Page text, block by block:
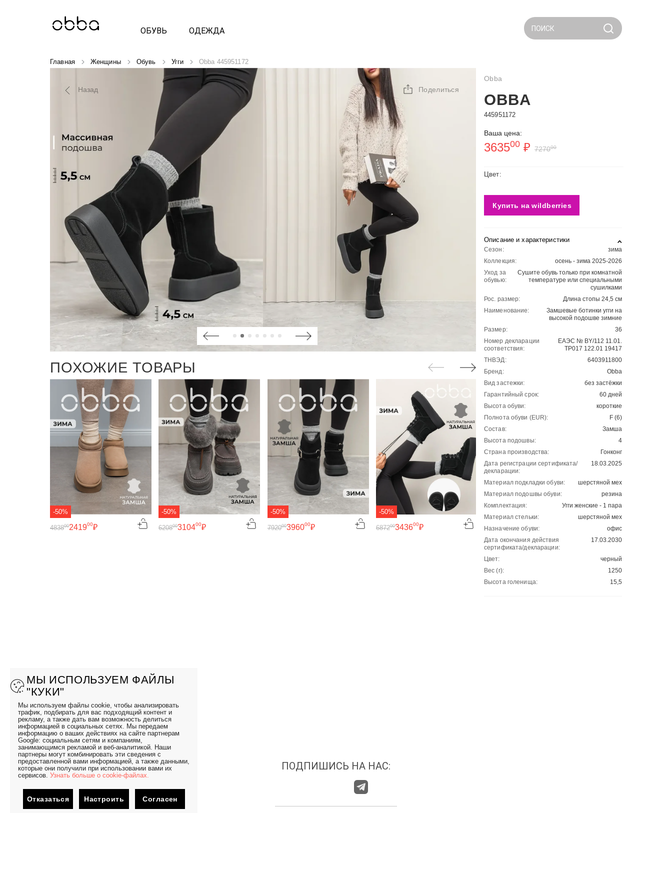
ОБУВЬ ОДЕЖДА ПОИСК
Главная Женщины Обувь Угги Obba 445951172
Назад Поделиться
ПОХОЖИЕ ТОВАРЫ
-50%
241900₽
483800
-50%
310400₽
620800
-50%
396000₽
792000
-50%
343600₽
687200 2768 ₽
5536 2501
5002
Obba
OBBA
445951172
Ваша цена:
363500 ₽ 727000
Цвет:
Купить на wildberries
Описание и характеристики
Сезон:
зима
Коллекция:
осень - зима 2025-2026
Уход за
обувью:
Сушите обувь только при комнатной
температуре или специальными
сушилками
Рос. размер:
Длина стопы 24,5 см
Наименование:
Замшевые ботинки угги на
высокой подошве зимние
Размер:
36
Номер декларации
соответствия:
ЕАЭС № BY/112 11.01.
ТР017 122.01 19417
ТНВЭД:
6403911800
Бренд:
Obba
Вид застежки:
без застёжки
Гарантийный срок:
60 дней
Высота обуви:
короткие
Полнота обуви (EUR):
F (6)
Состав:
Замша
Высота подошвы:
4
Страна производства:
Гонконг
Дата регистрации сертификата/
декларации:
18.03.2025
Материал подкладки обуви:
шерстяной мех
Материал подошвы обуви:
резина
Комплектация:
Угги женские - 1 пара
Материал стельки:
шерстяной мех
Назначение обуви:
офис
Дата окончания действия
сертификата/декларации:
17.03.2030
Цвет:
черный
Вес (г):
1250
Высота голенища:
15,5
ПОДПИШИСЬ НА НАС:
МЫ ИСПОЛЬЗУЕМ ФАЙЛЫ
"КУКИ"
Мы используем файлы cookie, чтобы анализировать
трафик, подбирать для вас подходящий контент и
рекламу, а также дать вам возможность делиться
информацией в социальных сетях. Мы передаем
информацию о ваших действиях на сайте партнерам
Google: социальным сетям и компаниям,
занимающимся рекламой и веб-аналитикой. Наши
партнеры могут комбинировать эти сведения с
предоставленной вами информацией, а также данными,
которые они получили при использовании вами их
сервисов. Узнать больше о cookie-файлах.
Отказаться Настроить Согласен